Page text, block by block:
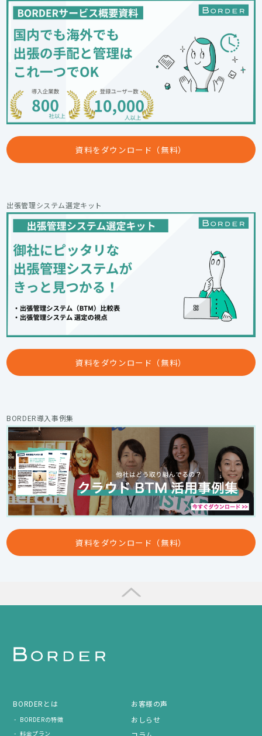
資料をダウンロード（無料）
出張管理システム選定キット
資料をダウンロード（無料）
BORDER導入事例集
資料をダウンロード（無料）
BORDERとは
BORDERの特徴
料金プラン
お客様の声
おしらせ